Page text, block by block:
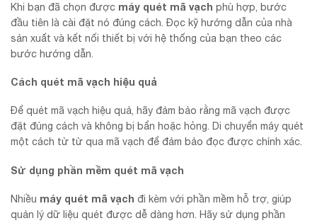
Khi bạn đã chọn được máy quét mã vạch phù hợp, bước
đầu tiên là cài đặt nó đúng cách. Đọc kỹ hướng dẫn của nhà
sản xuất và kết nối thiết bị với hệ thống của bạn theo các
bước hướng dẫn.
Cách quét mã vạch hiệu quả
Để quét mã vạch hiệu quả, hãy đảm bảo rằng mã vạch được
đặt đúng cách và không bị bẩn hoặc hỏng. Di chuyển máy quét
một cách từ từ qua mã vạch để đảm bảo đọc được chính xác.
Sử dụng phần mềm quét mã vạch
Nhiều máy quét mã vạch đi kèm với phần mềm hỗ trợ, giúp
quản lý dữ liệu quét được dễ dàng hơn. Hãy sử dụng phần